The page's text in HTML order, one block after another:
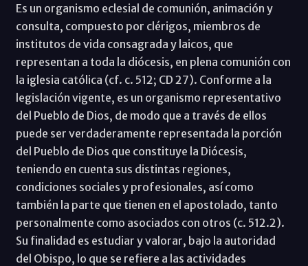
Es un organismo eclesial de comunión, animación y
consulta, compuesto por clérigos, miembros de
institutos de vida consagrada y laicos, que
representan a toda la diócesis, en plena comunión con
la iglesia católica (cf. c. 512; CD 27). Conforme a la
legislación vigente, es un organismo representativo
del Pueblo de Dios, de modo que a través de ellos
puede ser verdaderamente representada la porción
del Pueblo de Dios que constituye la Diócesis,
teniendo en cuenta sus distintas regiones,
condiciones sociales y profesionales, así como
también la parte que tienen en el apostolado, tanto
personalmente como asociados con otros (c. 512.2).
Su finalidad es estudiar y valorar, bajo la autoridad
del Obispo, lo que se refiere a las actividades